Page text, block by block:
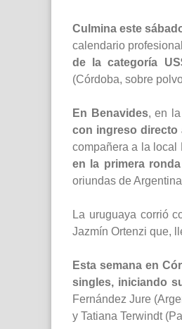
Culmina este
calendario
de la categoría
(Córdoba, sobre
En Benavides, en la
con ingreso directo
compañera a la local
en la primera ronda
oriundas de
La uruguaya corrió
Jazmín Ortenzi que,
Esta semana en
singles, iniciando
Fernández Jure
y Tatiana Terwindt